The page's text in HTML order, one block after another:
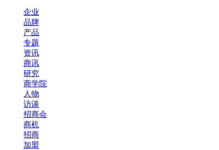
企业
品牌
产品
专题
资讯
商讯
研究
商学院
人物
访谈
招商会
商机
招商
加盟